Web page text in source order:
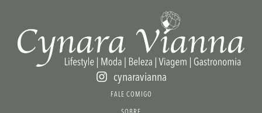
cynaravianna
FALE COMIGO